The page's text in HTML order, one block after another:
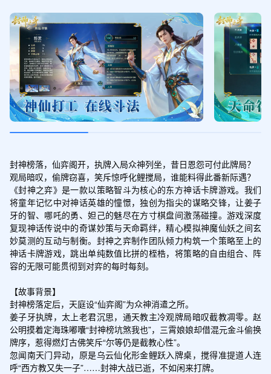
封神榜落，仙弈阁开，执牌入局众神列坐，昔日恩怨可付此牌局？
观局暗叹，偷牌窃喜，笑斥惊呼化鲤搅局，谁能料得此番新际遇？
《封神之弈》是一款以策略智斗为核心的东方神话卡牌游戏。我们
将童年记忆中对神话英雄的憧憬，独创为指尖的谋略交锋，让姜子
牙的智、哪吒的勇、妲己的魅尽在方寸棋盘间激荡碰撞。游戏深度
复现神话传说中的奇谋妙策与天命羁绊，精心模拟神魔仙妖之间玄
妙莫测的互动与制衡。封神之弈制作团队倾力构筑一个策略至上的
神话卡牌游戏，跳出单纯数值比拼的桎梏，将策略的自由组合、阵
容的无限可能贯彻到对弈的每时每刻。
【故事背景】
封神榜落定后，天庭设“仙弈阁”为众神消遣之所。
姜子牙执牌，太上老君沉思，通天教主冷观牌局暗叹截教凋零。赵
公明摸着定海珠嘟囔“封神榜坑煞我也”，三霄娘娘却借混元金斗偷换
牌序，惹得燃灯古佛笑斥“尔等仍是截教心性”。
忽闻南天门异动，原是乌云仙化形金鲤跃入牌桌，搅得准提道人连
呼“西方教又失一子”……封神大战已逝，不如闲来打牌。